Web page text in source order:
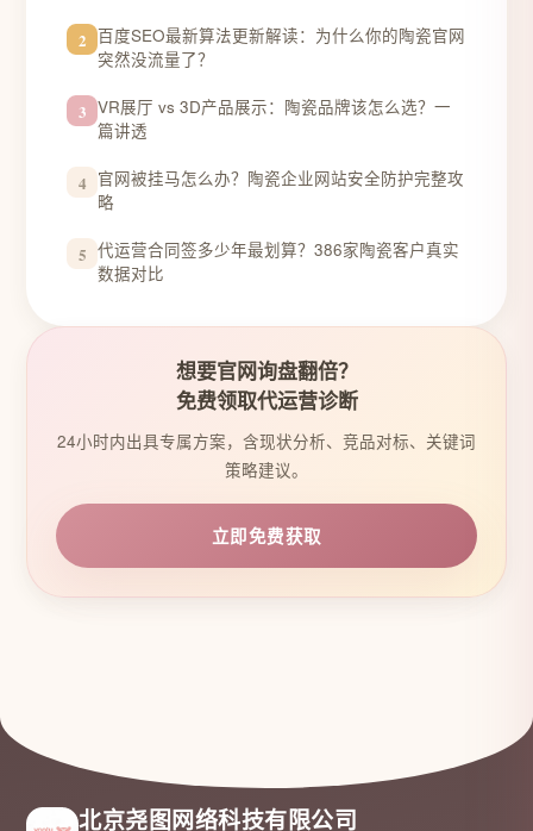
2 百度SEO最新算法更新解读：为什么你的陶瓷官网
突然没流量了？
3 VR展厅 vs 3D产品展示：陶瓷品牌该怎么选？一
篇讲透
4 官网被挂马怎么办？陶瓷企业网站安全防护完整攻
略
5 代运营合同签多少年最划算？386家陶瓷客户真实
数据对比
想要官网询盘翻倍？
免费领取代运营诊断
24小时内出具专属方案，含现状分析、竞品对标、关键词
策略建议。
立即免费获取
北京尧图网络科技有限公司